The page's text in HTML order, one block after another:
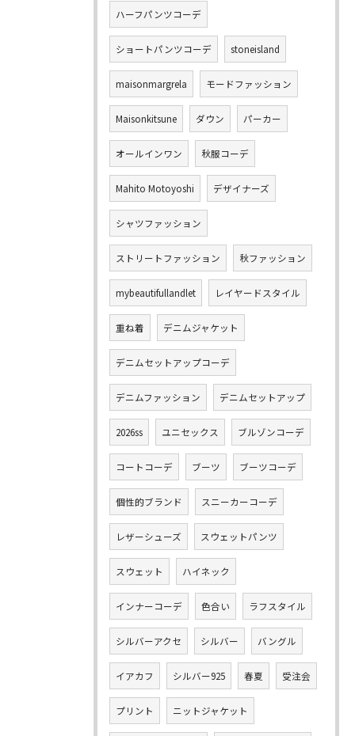
ハーフパンツコーデ
ショートパンツコーデ stoneisland
maisonmargrela モードファッション
Maisonkitsune ダウン パーカー
オールインワン 秋服コーデ
Mahito Motoyoshi デザイナーズ
シャツファッション
ストリートファッション 秋ファッション
mybeautifullandlet レイヤードスタイル
重ね着 デニムジャケット
デニムセットアップコーデ
デニムファッション デニムセットアップ
2026ss ユニセックス ブルゾンコーデ
コートコーデ ブーツ ブーツコーデ
個性的ブランド スニーカーコーデ
レザーシューズ スウェットパンツ
スウェット ハイネック
インナーコーデ 色合い ラフスタイル
シルバーアクセ シルバー バングル
イアカフ シルバー925 春夏 受注会
プリント ニットジャケット